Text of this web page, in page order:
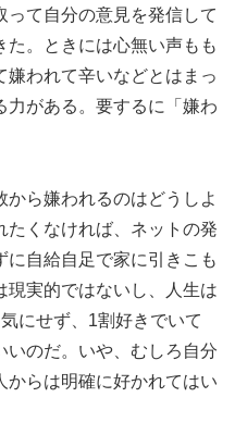
て自分の意見を発信して
た。ときには心無い声もも
嫌われて辛いなどとはまっ
力がある。要するに「嫌わ
から嫌われるのはどうしよ
たくなければ、ネットの発
自給自足で家に引きこも
現実的ではないし、人生は
にせず、1割好きでいて
いのだ。いや、むしろ自分
からは明確に好かれてはい